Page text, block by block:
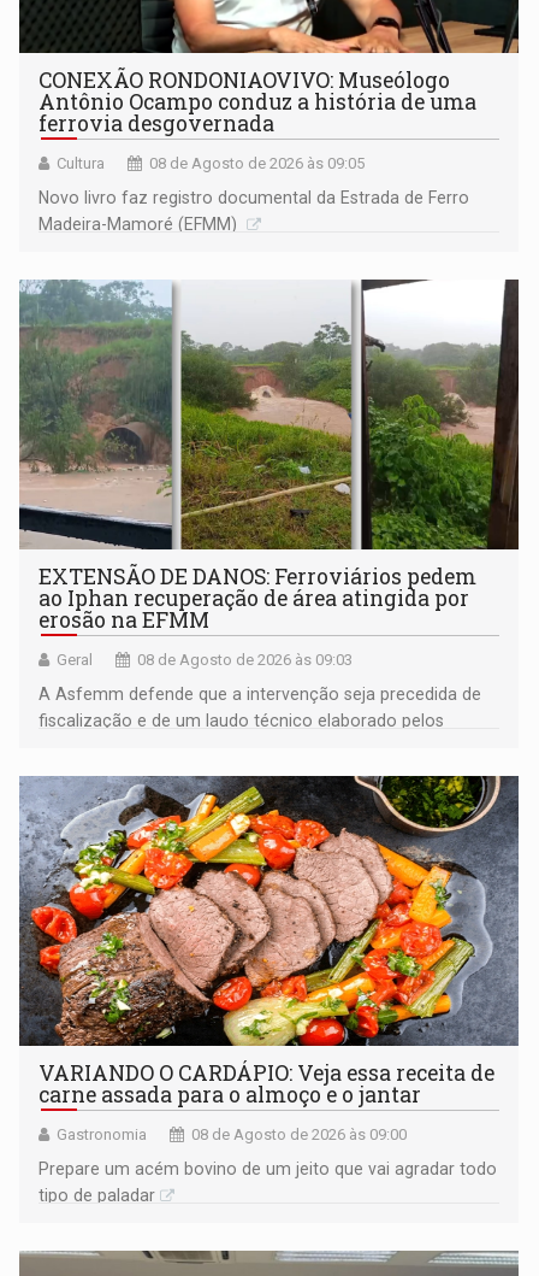
CONEXÃO RONDONIAOVIVO: Museólogo
Antônio Ocampo conduz a história de uma
ferrovia desgovernada
Cultura 08 de Agosto de 2026 às 09:05
Novo livro faz registro documental da Estrada de Ferro
Madeira-Mamoré (EFMM)
EXTENSÃO DE DANOS: Ferroviários pedem
ao Iphan recuperação de área atingida por
erosão na EFMM
Geral 08 de Agosto de 2026 às 09:03
A Asfemm defende que a intervenção seja precedida de
fiscalização e de um laudo técnico elaborado pelos
VARIANDO O CARDÁPIO: Veja essa receita de
carne assada para o almoço e o jantar
Gastronomia 08 de Agosto de 2026 às 09:00
Prepare um acém bovino de um jeito que vai agradar todo
tipo de paladar